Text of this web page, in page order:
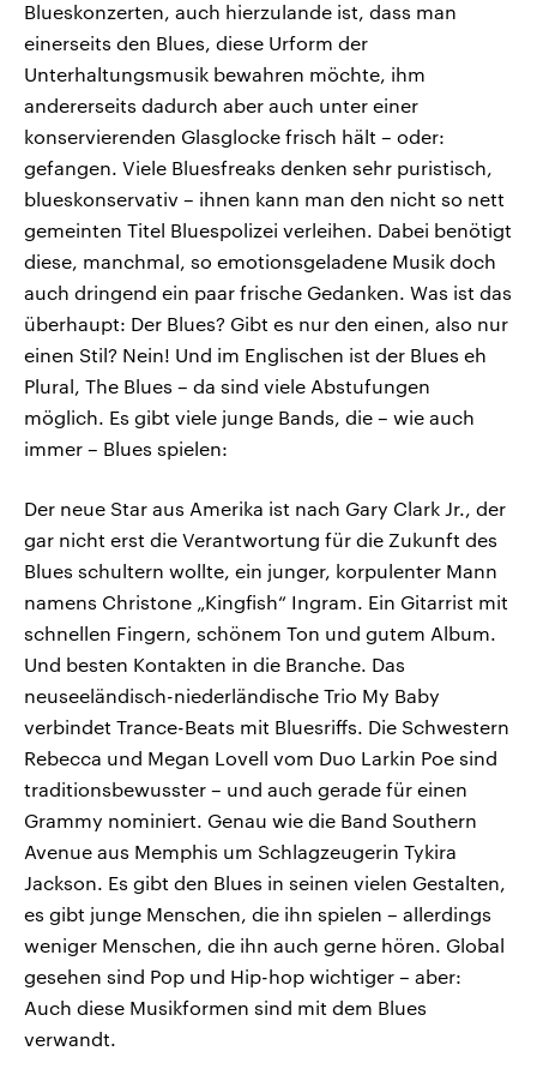
Blueskonzerten, auch hierzulande ist, dass man
einerseits den Blues, diese Urform der
Unterhaltungsmusik bewahren möchte, ihm
andererseits dadurch aber auch unter einer
konservierenden Glasglocke frisch hält – oder:
gefangen. Viele Bluesfreaks denken sehr puristisch,
blueskonservativ – ihnen kann man den nicht so nett
gemeinten Titel Bluespolizei verleihen. Dabei benötigt
diese, manchmal, so emotionsgeladene Musik doch
auch dringend ein paar frische Gedanken. Was ist das
überhaupt: Der Blues? Gibt es nur den einen, also nur
einen Stil? Nein! Und im Englischen ist der Blues eh
Plural, The Blues – da sind viele Abstufungen
möglich. Es gibt viele junge Bands, die – wie auch
immer – Blues spielen:
Der neue Star aus Amerika ist nach Gary Clark Jr., der
gar nicht erst die Verantwortung für die Zukunft des
Blues schultern wollte, ein junger, korpulenter Mann
namens Christone „Kingfish“ Ingram. Ein Gitarrist mit
schnellen Fingern, schönem Ton und gutem Album.
Und besten Kontakten in die Branche. Das
neuseeländisch-niederländische Trio My Baby
verbindet Trance-Beats mit Bluesriffs. Die Schwestern
Rebecca und Megan Lovell vom Duo Larkin Poe sind
traditionsbewusster – und auch gerade für einen
Grammy nominiert. Genau wie die Band Southern
Avenue aus Memphis um Schlagzeugerin Tykira
Jackson. Es gibt den Blues in seinen vielen Gestalten,
es gibt junge Menschen, die ihn spielen – allerdings
weniger Menschen, die ihn auch gerne hören. Global
gesehen sind Pop und Hip-hop wichtiger – aber:
Auch diese Musikformen sind mit dem Blues
verwandt.